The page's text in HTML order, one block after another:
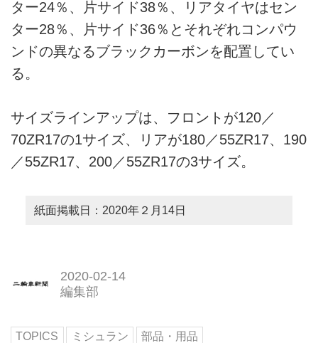
ター24％、片サイド38％、リアタイヤはセン
ター28％、片サイド36％とそれぞれコンパウ
ンドの異なるブラックカーボンを配置してい
る。
サイズラインアップは、フロントが120／
70ZR17の1サイズ、リアが180／55ZR17、190
／55ZR17、200／55ZR17の3サイズ。
紙面掲載日：2020年２月14日
2020-02-14
編集部
TOPICS ミシュラン 部品・用品